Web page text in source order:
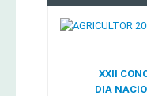
XXII
DIA